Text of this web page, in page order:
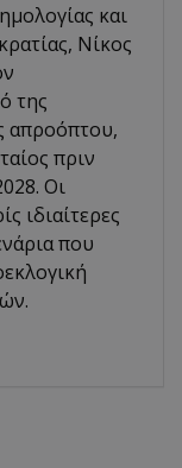
και
Νίκος
της
απροόπτου,
πριν
Οι
ιδιαίτερες
που